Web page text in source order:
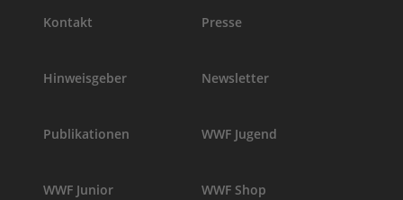
Kontakt Presse
Hinweisgeber Newsletter
Publikationen WWF Jugend
WWF Junior WWF Shop